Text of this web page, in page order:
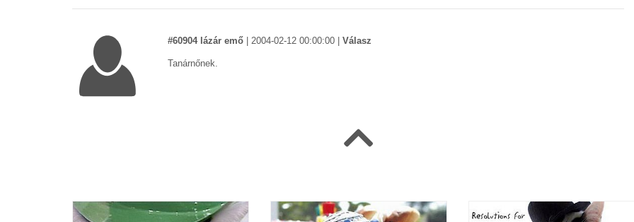
#60904 lázár emő 2004-02-12 00:00:00 Válasz
Tanárnőnek.
Válasz